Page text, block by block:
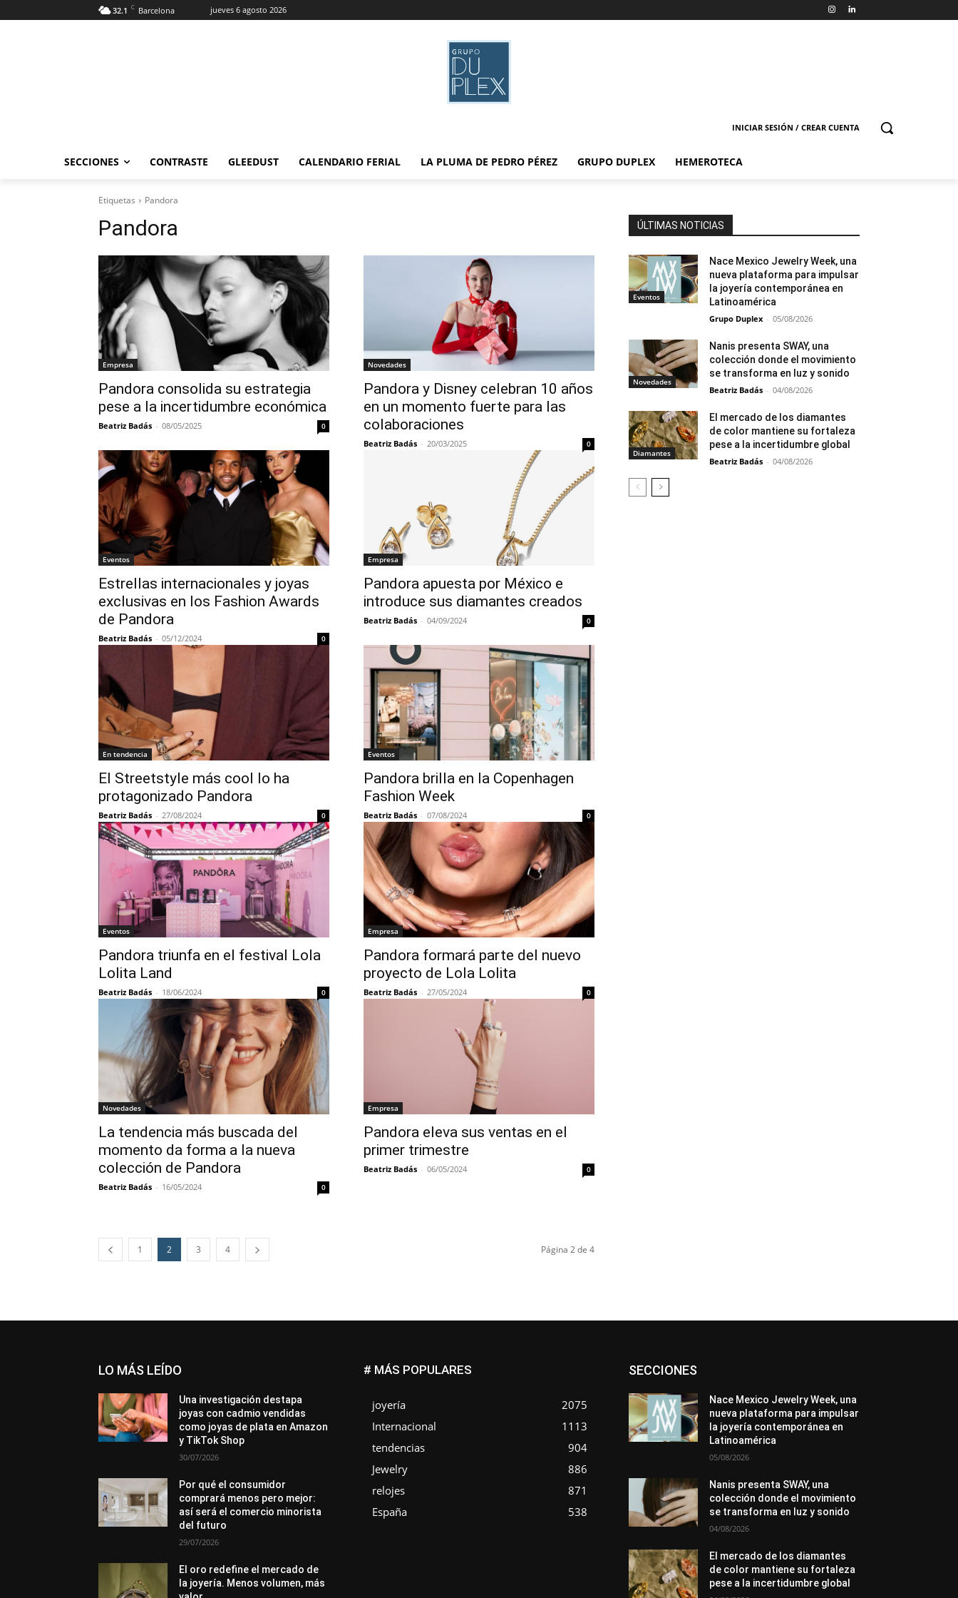
32.1 C Barcelona jueves 6 agosto 2026
INICIAR SESIÓN / CREAR CUENTA
SECCIONES CONTRASTE GLEEDUST CALENDARIO FERIAL LA PLUMA DE PEDRO PÉREZ GRUPO DUPLEX HEMEROTECA
Etiquetas Pandora
Pandora
Empresa
Pandora consolida su estrategia
pese a la incertidumbre económica
Beatriz Badás - 08/05/2025 0
Novedades
Pandora y Disney celebran 10 años
en un momento fuerte para las
colaboraciones
Beatriz Badás - 20/03/2025 0
Eventos
Estrellas internacionales y joyas
exclusivas en los Fashion Awards
de Pandora
Beatriz Badás - 05/12/2024 0
Empresa
Pandora apuesta por México e
introduce sus diamantes creados
Beatriz Badás - 04/09/2024 0
En tendencia
El Streetstyle más cool lo ha
protagonizado Pandora
Beatriz Badás - 27/08/2024 0
Eventos
Pandora brilla en la Copenhagen
Fashion Week
Beatriz Badás - 07/08/2024 0
Eventos
Pandora triunfa en el festival Lola
Lolita Land
Beatriz Badás - 18/06/2024 0
Empresa
Pandora formará parte del nuevo
proyecto de Lola Lolita
Beatriz Badás - 27/05/2024 0
Novedades
La tendencia más buscada del
momento da forma a la nueva
colección de Pandora
Beatriz Badás - 16/05/2024 0
Empresa
Pandora eleva sus ventas en el
primer trimestre
Beatriz Badás - 06/05/2024 0
1 2 3 4 Página 2 de 4
ÚLTIMAS NOTICIAS
Eventos
Nace Mexico Jewelry Week, una
nueva plataforma para impulsar
la joyería contemporánea en
Latinoamérica
Grupo Duplex - 05/08/2026
Novedades
Nanis presenta SWAY, una
colección donde el movimiento
se transforma en luz y sonido
Beatriz Badás - 04/08/2026
Diamantes
El mercado de los diamantes
de color mantiene su fortaleza
pese a la incertidumbre global
Beatriz Badás - 04/08/2026
LO MÁS LEÍDO
Una investigación destapa
joyas con cadmio vendidas
como joyas de plata en Amazon
y TikTok Shop
30/07/2026
Por qué el consumidor
comprará menos pero mejor:
así será el comercio minorista
del futuro
29/07/2026
El oro redefine el mercado de
la joyería. Menos volumen, más
# MÁS POPULARES
joyería
2075
Internacional
1113
tendencias
904
Jewelry
886
relojes
871
España
538
SECCIONESAsociaciones
En tendencia
In memoriam
La Pluma de Pedro Pérez
México
Mundo Técnico
Novedades
Opiniones
Perspectiva
Premios
Secciones
Sin categoría
Nace Mexico Jewelry Week, una
nueva plataforma para impulsar
la joyería contemporánea en
Latinoamérica
05/08/2026
Nanis presenta SWAY, una
colección donde el movimiento
se transforma en luz y sonido
04/08/2026
El mercado de los diamantes
de color mantiene su fortaleza
pese a la incertidumbre global